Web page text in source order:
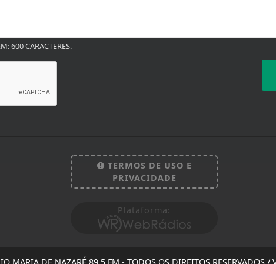
600 CARACTERES.
TERMOS DE USO E
PRIVACIDADE
Plataforma: